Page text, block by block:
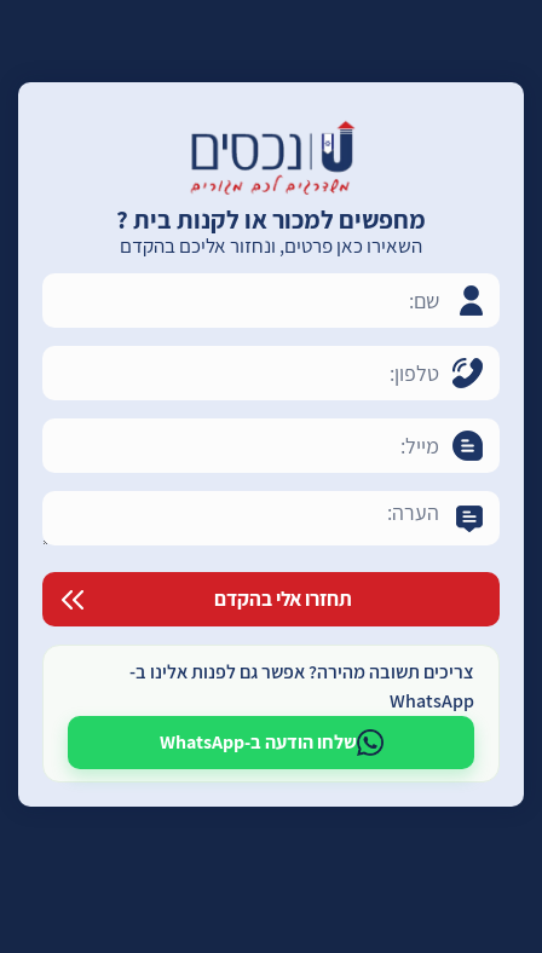
מחפשים למכור או לקנות בית ?
השאירו כאן פרטים, ונחזור אליכם בהקדם
צריכים תשובה מהירה? אפשר גם לפנות אלינו ב-
WhatsApp
שלחו הודעה ב-WhatsApp